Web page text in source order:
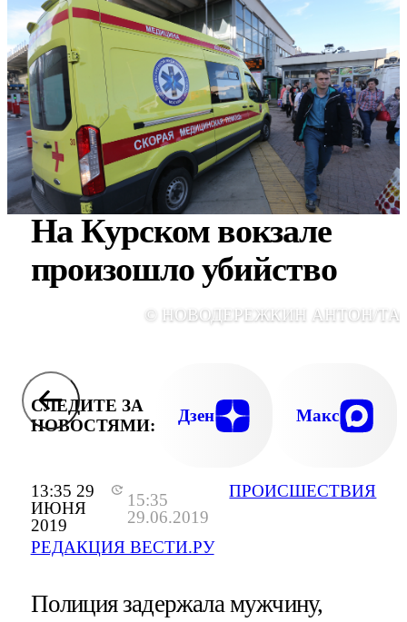
13:35 29
ИЮНЯ
2019
15:35
29.06.2019
РЕДАКЦИЯ ВЕСТИ.РУ
ПРОИСШЕСТВИЯ
На Курском вокзале
произошло убийство
© НОВОДЕРЕЖКИН АНТОН/
СЛЕДИТЕ ЗА
НОВОСТЯМИ:
Дзен Макс
Полиция задержала мужчину,